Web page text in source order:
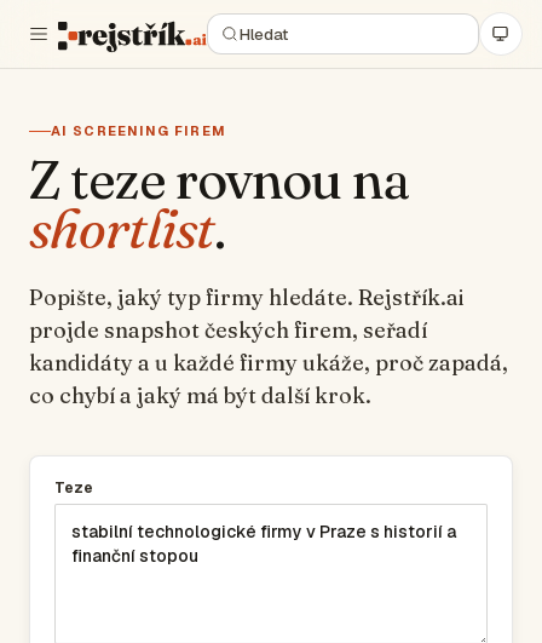
AI SCREENING FIREM
Z teze rovnou na
shortlist.
Popište, jaký typ firmy hledáte. Rejstřík.ai
projde snapshot českých firem, seřadí
kandidáty a u každé firmy ukáže, proč zapadá,
co chybí a jaký má být další krok.
Teze